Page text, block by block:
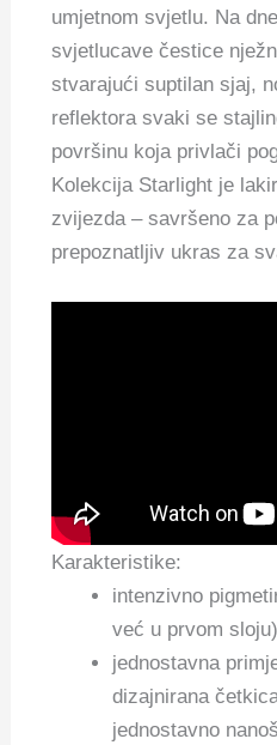
umjetnom svjetlu. Na
svjetlucave čestice
stvarajući suptilan sjaj,
reflektora svaki se
površinu koja privlači
Kolekcija Starlight je
zvijezda – savršeno za
prepoznatljiv ukras za
Karakteristike:
intenzivno
već u prvom sloju)
jednostavna
dizajnirana
jednostavno